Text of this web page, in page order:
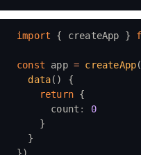
import { createApp }
const app = createApp
  data
() {
    return
{
      count
:
0
    }
  }